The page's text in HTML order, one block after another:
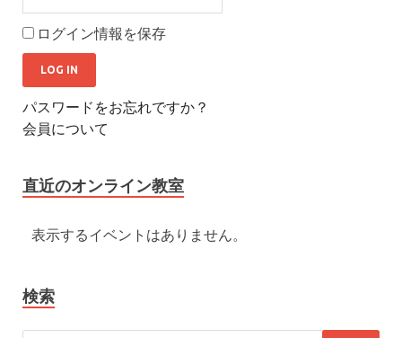
ログイン情報を保存
パスワードをお忘れですか？
会員について
直近のオンライン教室
表示するイベントはありません。
検索